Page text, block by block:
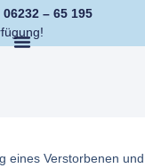
06232 – 65 195
eines Verstorbenen und